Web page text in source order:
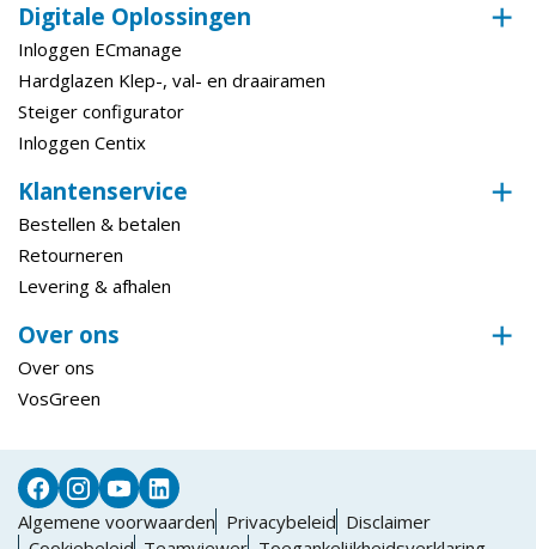
Digitale Oplossingen
Inloggen ECmanage
Hardglazen Klep-, val- en draairamen
Steiger configurator
Inloggen Centix
Klantenservice
Bestellen & betalen
Retourneren
Levering & afhalen
Over ons
Over ons
VosGreen
Algemene voorwaarden Privacybeleid Disclaimer